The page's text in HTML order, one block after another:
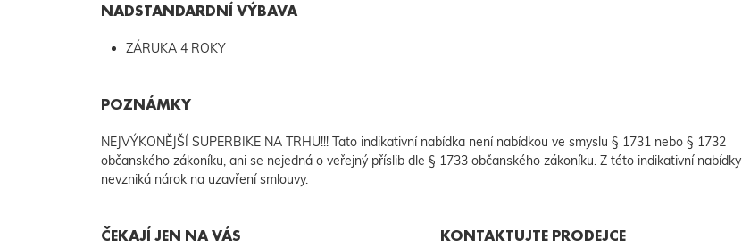
NADSTANDARDNÍ VÝBAVA
ZÁRUKA 4 ROKY
POZNÁMKY
NEJVÝKONĚJŠÍ SUPERBIKE NA TRHU!!! Tato indikativní nabídka není nabídkou ve smyslu § 1731 nebo § 1732
občanského zákoníku, ani se nejedná o veřejný příslib dle § 1733 občanského zákoníku. Z této indikativní nabídky
nevzniká nárok na uzavření smlouvy.
ČEKAJÍ JEN NA VÁS KONTAKTUJTE PRODEJCE